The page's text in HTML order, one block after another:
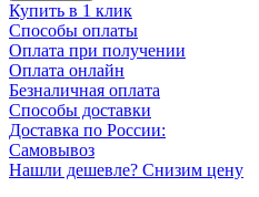
Купить в 1 клик
Способы оплаты
Оплата при получении
Оплата онлайн
Безналичная оплата
Способы доставки
Доставка по России:
Самовывоз
Нашли дешевле? Снизим цену